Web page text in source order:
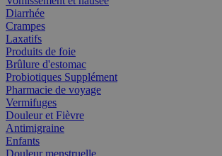
Diarrhée
Crampes
Laxatifs
Produits de foie
Brûlure d'estomac
Probiotiques Supplément
Pharmacie de voyage
Vermifuges
Douleur et Fièvre
Antimigraine
Enfants